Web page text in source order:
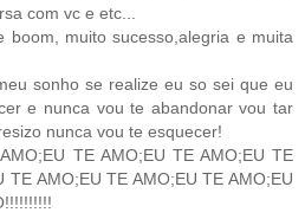
com vc e etc...
boom, muito sucesso,alegria e muita
sonho se realize eu so sei que eu
e nunca vou te abandonar vou tar
nunca vou te esquecer!
TE AMO;EU TE AMO;EU TE
TE AMO;EU TE AMO;EU TE AMO;EU